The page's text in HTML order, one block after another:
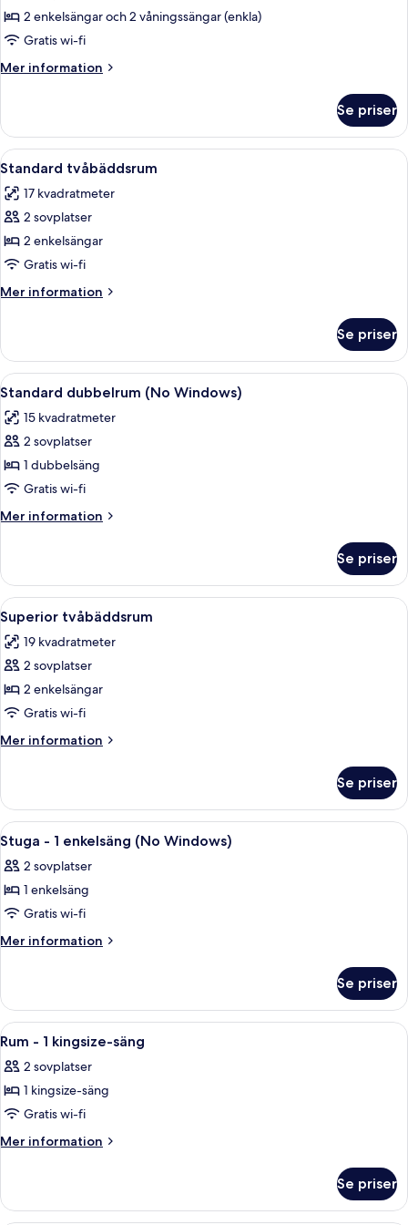
Familjerum
2 enkelsängar och 2 våningssängar (enkla)
Gratis wi-fi
Mer information
Mer
Se priser
Öppna
alla
foton
för
Standard
tvåbäddsrum
Ett hotellrum med en säng, en stol,
6
Standard tvåbäddsrum
17 kvadratmeter
2 sovplatser
2 enkelsängar
Gratis wi-fi
Mer information
Mer
tvåbäddsrum
Se priser
Öppna
alla
foton
för
Standard
dubbelrum
(No
Windows)
En snyggt bäddad säng med en
6
Standard dubbelrum (No Windows)
15 kvadratmeter
2 sovplatser
1 dubbelsäng
Gratis wi-fi
Mer information
Mer
dubbelrum
(No
Windows)
Se priser
Öppna
alla
foton
för
Superior
tvåbäddsrum
Ett hotellrum med en stor säng, ett
9
Superior tvåbäddsrum
19 kvadratmeter
2 sovplatser
2 enkelsängar
Gratis wi-fi
Mer information
Mer
tvåbäddsrum
Se priser
Öppna
alla
foton
för
Stuga
-
(No
Windows)
En snyggt bäddad säng med vita
6
Stuga - 1 enkelsäng (No Windows)
2 sovplatser
1 enkelsäng
Gratis wi-fi
Mer information
Mer
-
enkelsäng
Windows)
Se priser
Öppna
alla
foton
för
Rum
-
säng
Ett hotellrum med en stor säng, en
6
Rum - 1 kingsize-säng
2 sovplatser
1 kingsize-säng
Gratis wi-fi
Mer information
Mer
-
Se priser